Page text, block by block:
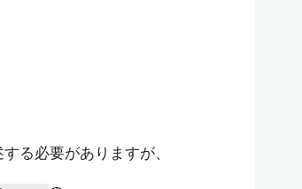
る必要がありますが、